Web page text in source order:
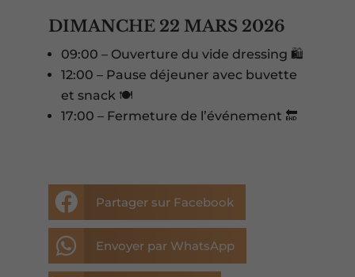
DIMANCHE 22 MARS 2026
09:00 – Ouverture du vide dressing 🛍️
12:00 – Pause déjeuner avec buvette
et snack 🍽️
17:00 – Fermeture de l’événement 🔚
 Partager sur Facebook
 Envoyer par WhatsApp